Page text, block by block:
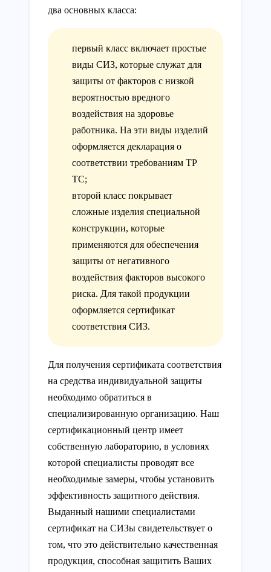
два основных класса:
первый класс включает простые
виды СИЗ, которые служат для
защиты от факторов с низкой
вероятностью вредного
воздействия на здоровье
работника. На эти виды изделий
оформляется декларация о
соответствии требованиям ТР
ТС;
второй класс покрывает
сложные изделия специальной
конструкции, которые
применяются для обеспечения
защиты от негативного
воздействия факторов высокого
риска. Для такой продукции
оформляется сертификат
соответствия СИЗ.
Для получения сертификата соответствия
на средства индивидуальной защиты
необходимо обратиться в
специализированную организацию. Наш
сертификационный центр имеет
собственную лабораторию, в условиях
которой специалисты проводят все
необходимые замеры, чтобы установить
эффективность защитного действия.
Выданный нашими специалистами
сертификат на СИЗы свидетельствует о
том, что это действительно качественная
продукция, способная защитить Ваших